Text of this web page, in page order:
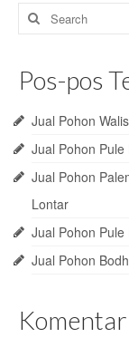
Search
for:
Pos-pos
Jual Pohon
Jual Pohon
Jual Pohon
Lontar
Jual Pohon
Jual Pohon